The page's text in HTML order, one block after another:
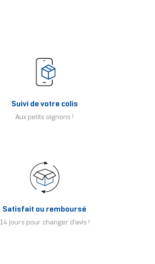
Suivi de votre colis
Aux petits oignons !
Satisfait ou remboursé
14 jours pour changer d'avis !